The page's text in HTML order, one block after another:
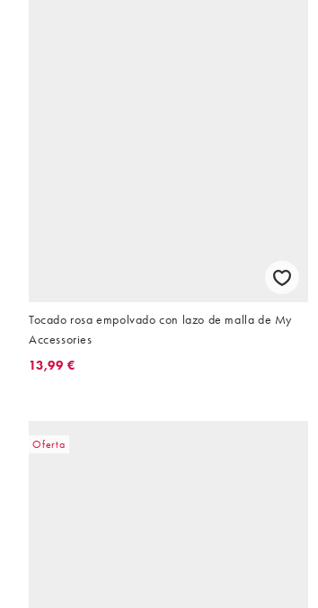
Tocado rosa empolvado con lazo de malla de My
Accessories
13,99 €
Oferta